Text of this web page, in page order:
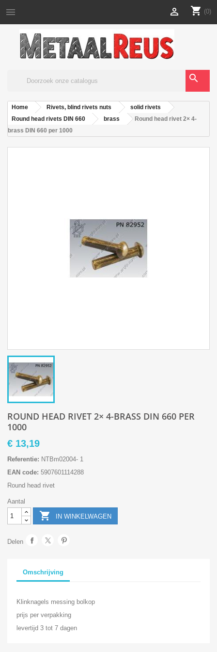
 shopping_cart (0)

search
Home Rivets, blind rivets nuts
solid rivets
Round head rivets DIN 660
brass
Round head rivet 2× 4-
brass DIN 660 per 1000
ROUND HEAD RIVET 2× 4-BRASS DIN 660 PER
1000
€ 13,19
Referentie: NTBm02004- 1
EAN code: 5907601114288
Round head rivet
Aantal
 IN WINKELWAGEN
Delen
Omschrijving
Klinknagels messing bolkop
prijs per verpakking
levertijd 3 tot 7 dagen